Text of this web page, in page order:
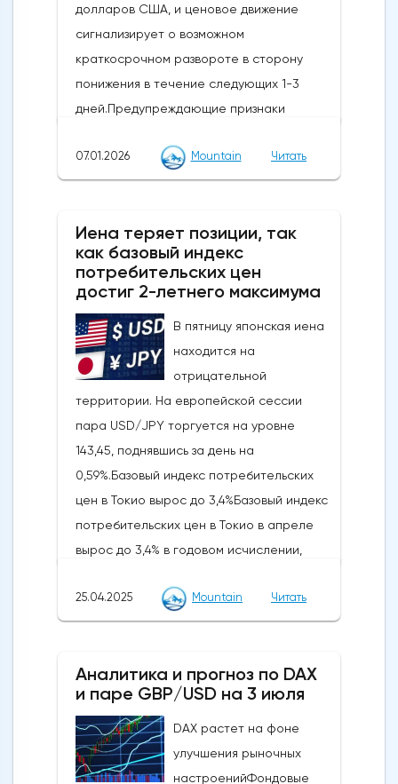
долларов США, и ценовое движение
сигнализирует о возможном
краткосрочном развороте в сторону
понижения в течение следующих 1-3
дней.Предупреждающие признаки
достиг ключевого уровня коррекции
Фибоначчи и сопровождается медвежьей
это движение, скорее всего, является
отскоком от тренда, а не новым бычьим
импульсом.Ключевые уровни, на которые
430/4 403 долларов США откроет путь к
более глубокому откату к 4 333-4 309
долларам США и, возможно, к 4 267-4 243
долларам США, в то время как явный
прорыв выше 4 500 долларов США сведет
на нет медвежий
сценарий.Краткосрочный тренд (от 1 до 3
дней): разворот в сторону
пониженияСледите за ключевым
краткосрочным сопротивлением на
на первом этапе не произошло
ниже 4 430/4 403 долларов США может
привести к дальнейшему ослаблению в
направлении следующих промежуточных
уровней поддержки на уровне 4 333/4 309
долларов США, за которыми последует
07.01.2026 Mountain Читать
Иена теряет позиции, так
как базовый индекс
потребительских цен
достиг 2-летнего максимума
В пятницу японская иена
находится на
отрицательной
территории. На европейской сессии
пара USD/JPY торгуется на уровне
143,45, поднявшись за день на
0,59%.Базовый индекс потребительских
цен в Токио вырос до 3,4%Базовый индекс
потребительских цен в Токио в апреле
вырос до 3,4% в годовом исчислении,
апреля 2023 года. Он был значительно
выше мартовского роста на 2,4% и
скачок был вызван сокращением
государственных энергетических
субсидий, а также повышением цен на
продовольствие. За последний год цены
на рис, основной продукт питания,
25.04.2025 Mountain Читать
Аналитика и прогноз по DAX
и паре GBP/USD на 3 июля
DAX растет на фоне
улучшения рыночных
настроенийФондовые